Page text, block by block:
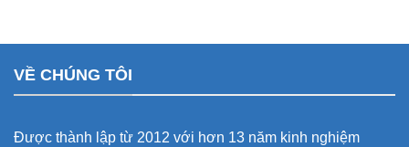
VỀ CHÚNG TÔI
Được thành lập từ 2012 với hơn 13 năm kinh nghiệm